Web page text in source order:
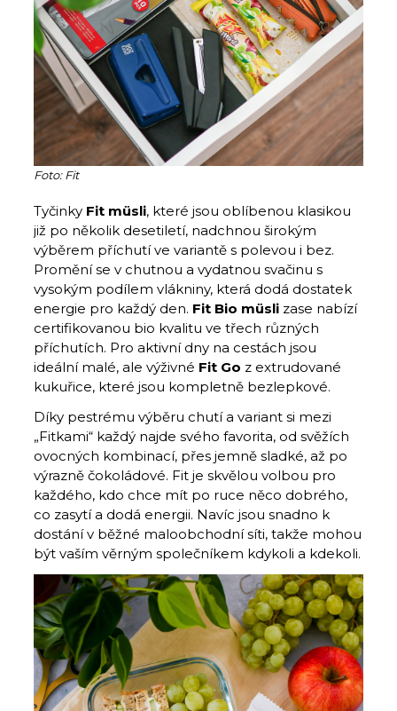
Foto: Fit
Tyčinky Fit müsli, které jsou oblíbenou klasikou
již po několik desetiletí, nadchnou širokým
výběrem příchutí ve variantě s polevou i bez.
Promění se v chutnou a vydatnou svačinu s
vysokým podílem vlákniny, která dodá dostatek
energie pro každý den. Fit Bio müsli zase nabízí
certifikovanou bio kvalitu ve třech různých
příchutích. Pro aktivní dny na cestách jsou
ideální malé, ale výživné Fit Go z extrudované
kukuřice, které jsou kompletně bezlepkové.
Díky pestrému výběru chutí a variant si mezi
„Fitkami“ každý najde svého favorita, od svěžích
ovocných kombinací, přes jemně sladké, až po
výrazně čokoládové. Fit je skvělou volbou pro
každého, kdo chce mít po ruce něco dobrého,
co zasytí a dodá energii. Navíc jsou snadno k
dostání v běžné maloobchodní síti, takže mohou
být vaším věrným společníkem kdykoli a kdekoli.